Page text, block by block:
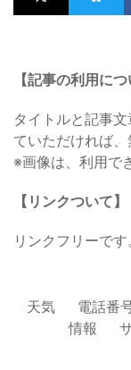
【記事の利用につ
タイトルと記事
ていただければ、
※画像は、利用で
【リンクついて】
リンクフリーです
天気 電話番
情報